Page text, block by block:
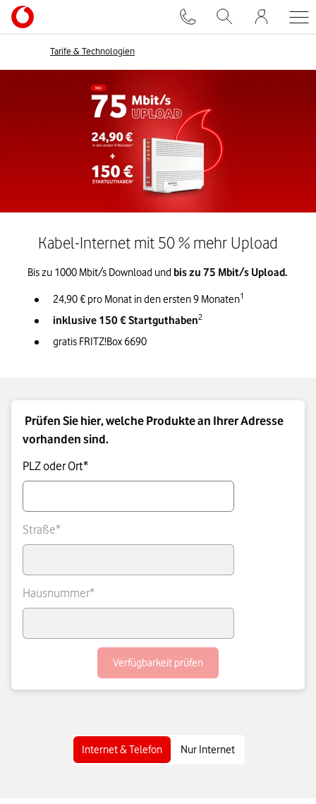
Tarife & Technologien
Kabel-Internet mit 50 % mehr Upload
Bis zu 1000 Mbit/s Download und bis zu 75 Mbit/s Upload.
24,90 € pro Monat in den ersten 9 Monaten1
inklusive 150 € Startguthaben2
gratis FRITZ!Box 6690
Prüfen Sie hier, welche Produkte an Ihrer Adresse
vorhanden sind.
PLZ oder Ort*
Straße*
Hausnummer*
Verfügbarkeit prüfen
Internet & Telefon Nur Internet